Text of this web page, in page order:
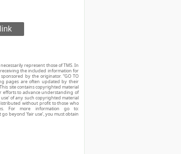
represent those of TMS. In
the included information for
by the originator. “GO TO
pages are often updated by their
site contains copyrighted material
efforts to advance understanding of
of any such copyrighted material
without profit to those who
For more information go to:
beyond ‘fair use’, you must obtain